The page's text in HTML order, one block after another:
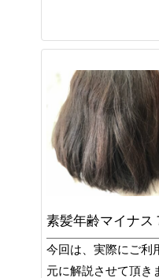
素髪年齢マイナス
今回は、実際にご利
元に解説させて頂き